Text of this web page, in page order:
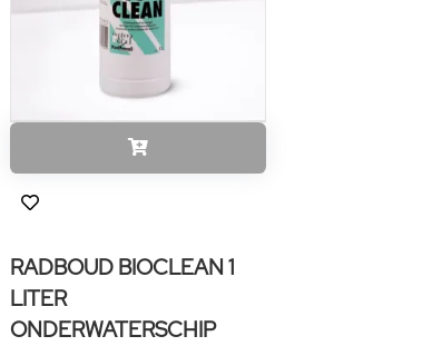
RADBOUD BIOCLEAN 1
LITER
ONDERWATERSCHIP